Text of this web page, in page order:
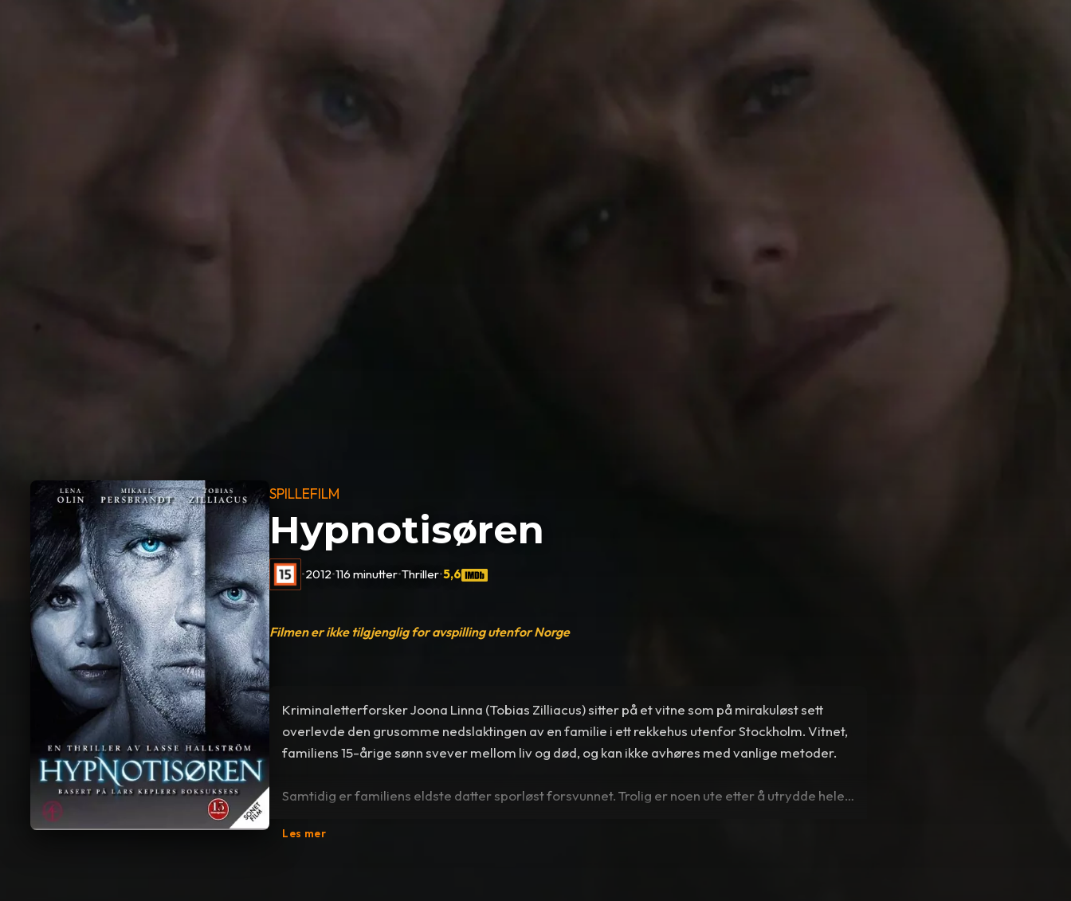
SPILLEFILM
Hypnotisøren
•2012•116 minutter•Thriller•5,6
Filmen er ikke tilgjenglig for avspilling utenfor Norge
Kriminaletterforsker Joona Linna (Tobias Zilliacus) sitter på et vitne som på mirakuløst sett
overlevde den grusomme nedslaktingen av en familie i ett rekkehus utenfor Stockholm. Vitnet,
familiens 15-årige sønn svever mellom liv og død, og kan ikke avhøres med vanlige metoder.
Samtidig er familiens eldste datter sporløst forsvunnet. Trolig er noen ute etter å utrydde hele
overtaler Linna den omstridte hypnotisøren Erik Bark (Mikael Persbrandt) til å forsøke å nå
Les mer